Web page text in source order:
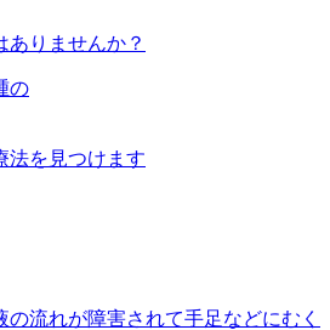
ありませんか？
の
法を見つけます
の流れが障害されて手足などにむく